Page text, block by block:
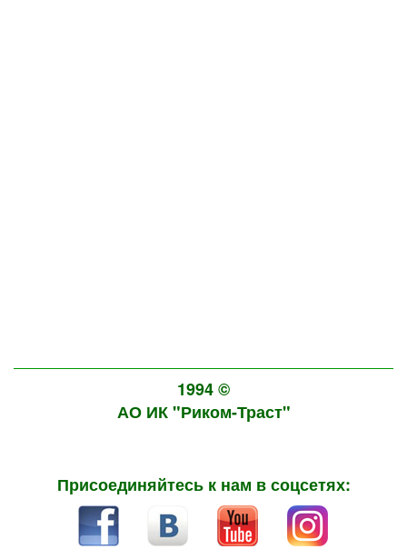
1994 ©
АО ИК "Риком-Траст"
Присоединяйтесь к нам в соцсетях: